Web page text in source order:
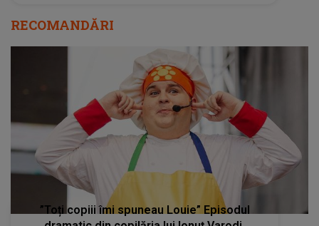
RECOMANDĂRI
”Toți copiii îmi spuneau Louie” Episodul